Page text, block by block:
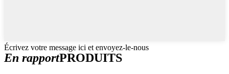
Écrivez votre message ici et envoyez-le-nous
En rapportPRODUITS